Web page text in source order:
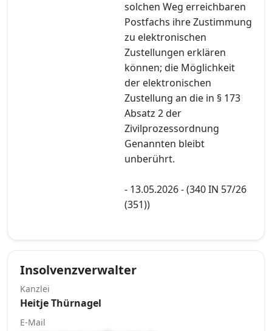
solchen Weg erreichbaren
Postfachs ihre Zustimmung
zu elektronischen
Zustellungen erklären
können; die Möglichkeit
der elektronischen
Zustellung an die in § 173
Absatz 2 der
Zivilprozessordnung
Genannten bleibt
unberührt.
- 13.05.2026 - (340 IN 57/26
(351))
Insolvenzverwalter
Kanzlei
Heitje Thürnagel
E-Mail